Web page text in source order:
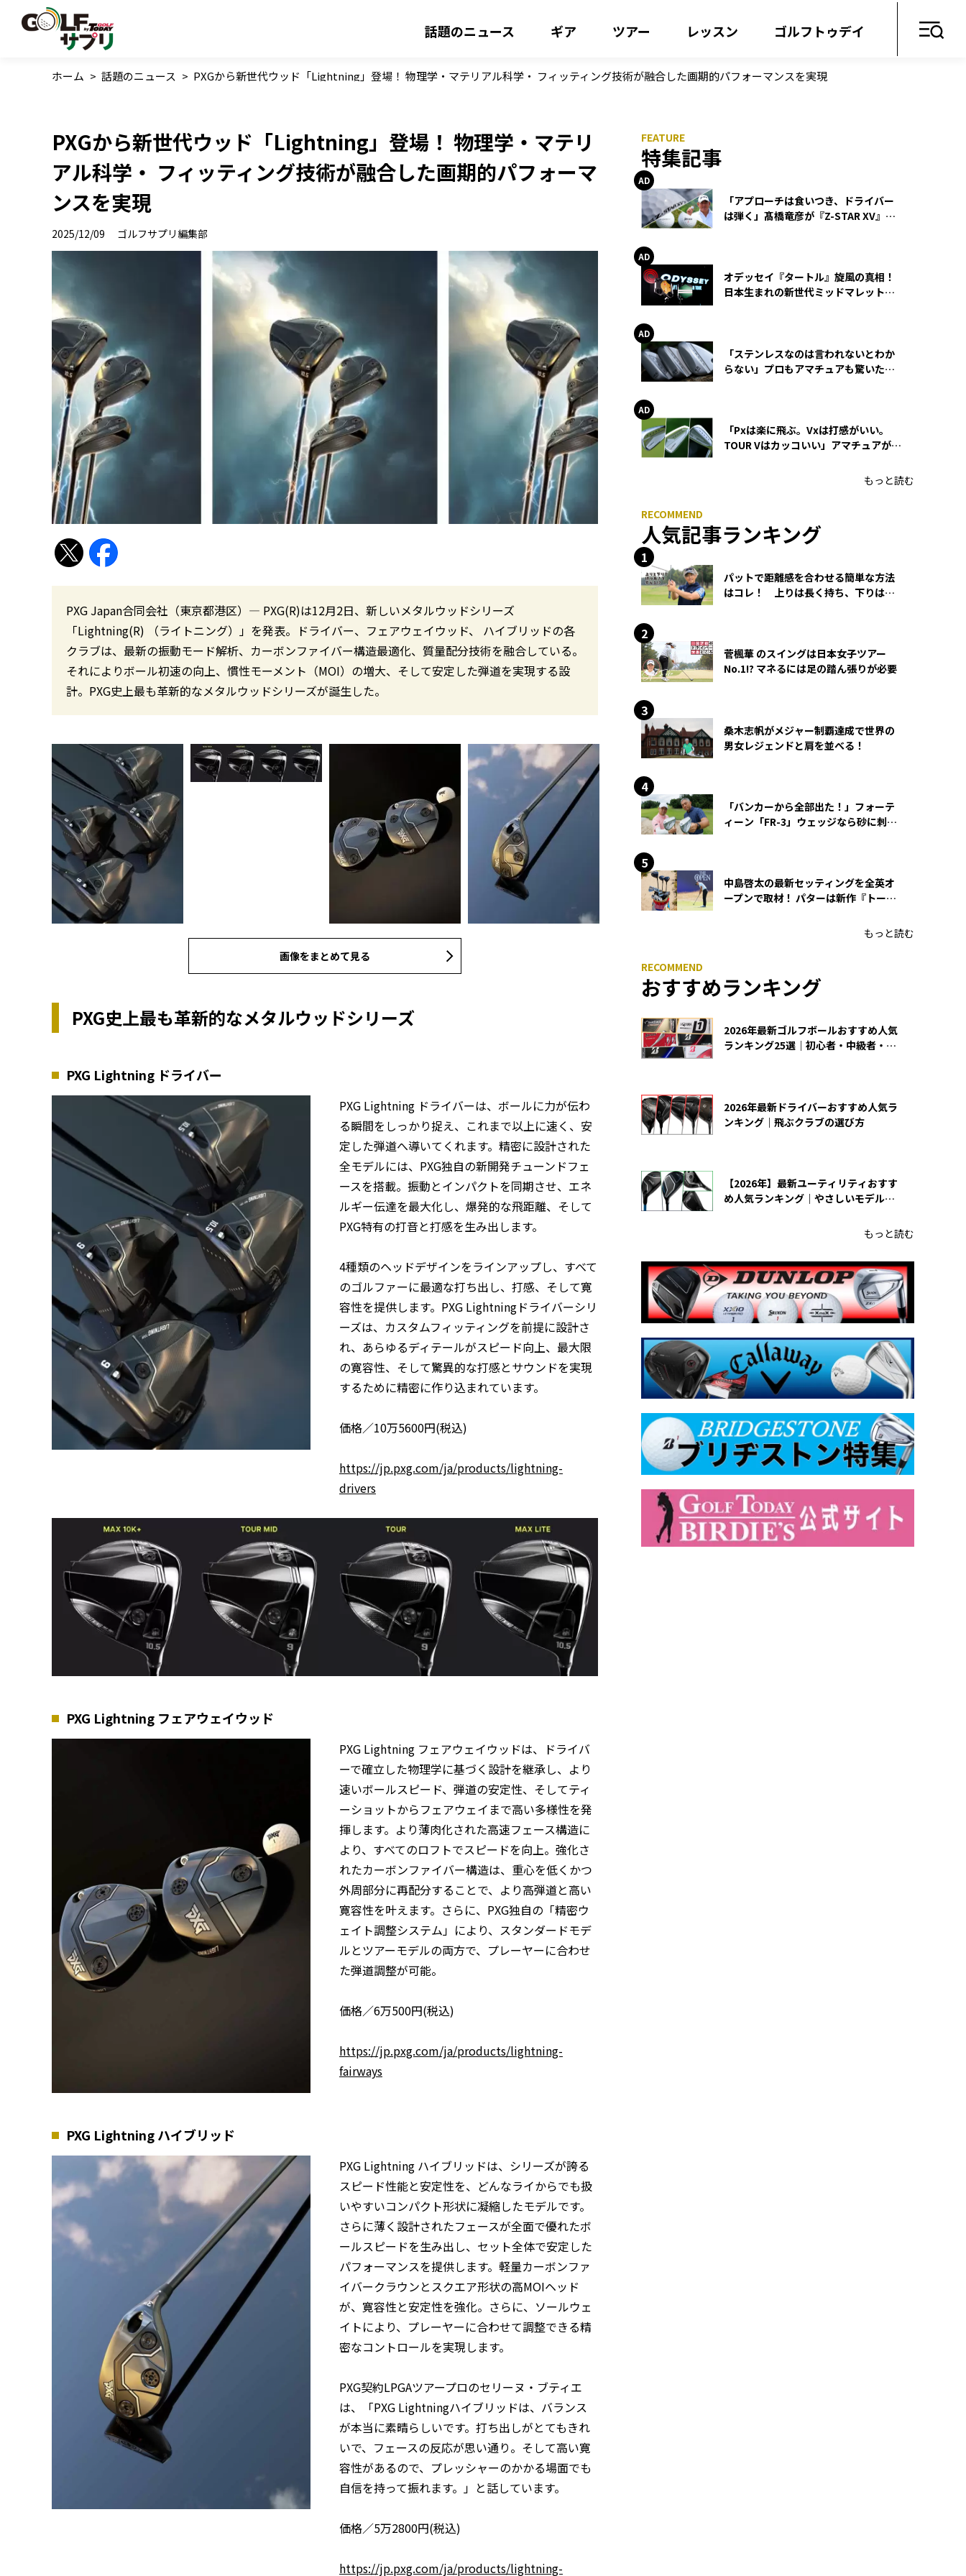
話題のニュース ギア ツアー レッスン ゴルフトゥデイ
ホーム > 話題のニュース > PXGから新世代ウッド「Lightning」登場！ 物理学・マテリアル科学・ フィッティング技術が融合した画期的パフォーマンスを実現
PXGから新世代ウッド「Lightning」登場！ 物理学・マテリ
アル科学・ フィッティング技術が融合した画期的パフォーマ
ンスを実現
2025/12/09 ゴルフサプリ編集部
PXG Japan合同会社（東京都港区）― PXG(R)は12月2日、新しいメタルウッドシリーズ
「Lightning(R) （ライトニング）」を発表。ドライバー、フェアウェイウッド、 ハイブリッドの各
クラブは、最新の振動モード解析、カーボンファイバー構造最適化、質量配分技術を融合している。
それによりボール初速の向上、慣性モーメント（MOI）の増大、そして安定した弾道を実現する設
計。PXG史上最も革新的なメタルウッドシリーズが誕生した。
画像をまとめて見る
PXG史上最も革新的なメタルウッドシリーズ
PXG Lightning ドライバー
PXG Lightning ドライバーは、ボールに力が伝わ
る瞬間をしっかり捉え、これまで以上に速く、安
定した弾道へ導いてくれます。精密に設計された
全モデルには、PXG独自の新開発チューンドフェ
ースを搭載。振動とインパクトを同期させ、エネ
ルギー伝達を最大化し、爆発的な飛距離、そして
PXG特有の打音と打感を生み出します。
4種類のヘッドデザインをラインアップし、すべて
のゴルファーに最適な打ち出し、打感、そして寛
容性を提供します。PXG Lightningドライバーシリ
ーズは、カスタムフィッティングを前提に設計さ
れ、あらゆるディテールがスピード向上、最大限
の寛容性、そして驚異的な打感とサウンドを実現
するために精密に作り込まれています。
価格／10万5600円(税込)
https://jp.pxg.com/ja/products/lightning-
drivers
PXG Lightning フェアウェイウッド
PXG Lightning フェアウェイウッドは、ドライバ
ーで確立した物理学に基づく設計を継承し、より
速いボールスピード、弾道の安定性、そしてティ
ーショットからフェアウェイまで高い多様性を発
揮します。より薄肉化された高速フェース構造に
より、すべてのロフトでスピードを向上。強化さ
れたカーボンファイバー構造は、重心を低くかつ
外周部分に再配分することで、より高弾道と高い
寛容性を叶えます。さらに、PXG独自の「精密ウ
ェイト調整システム」により、スタンダードモデ
ルとツアーモデルの両方で、プレーヤーに合わせ
た弾道調整が可能。
価格／6万500円(税込)
https://jp.pxg.com/ja/products/lightning-
fairways
PXG Lightning ハイブリッド
PXG Lightning ハイブリッドは、シリーズが誇る
スピード性能と安定性を、どんなライからでも扱
いやすいコンパクト形状に凝縮したモデルです。
さらに薄く設計されたフェースが全面で優れたボ
ールスピードを生み出し、セット全体で安定した
パフォーマンスを提供します。軽量カーボンファ
イバークラウンとスクエア形状の高MOIヘッド
が、寛容性と安定性を強化。さらに、ソールウェ
イトにより、プレーヤーに合わせて調整できる精
密なコントロールを実現します。
PXG契約LPGAツアープロのセリーヌ・ブティエ
は、「PXG Lightningハイブリッドは、バランス
が本当に素晴らしいです。打ち出しがとてもきれ
いで、フェースの反応が思い通り。そして高い寛
容性があるので、プレッシャーのかかる場面でも
自信を持って振れます。」と話しています。
価格／5万2800円(税込)
https://jp.pxg.com/ja/products/lightning-
特集記事
「アプローチは食いつき、ドライバー
は弾く」髙橋竜彦が『Z-STAR XV』を
オデッセイ『タートル』旋風の真相！
日本生まれの新世代ミッドマレットが
「ステンレスなのは言われないとわか
らない」プロもアマチュアも驚いた
「Pxは楽に飛ぶ。Vxは打感がいい。
TOUR Vはカッコいい」アマチュアが選
もっと読む
人気記事ランキング
パットで距離感を合わせる簡単な方法
はコレ！ 上りは長く持ち、下りは短
菅楓華 のスイングは日本女子ツアー
No.1!? マネるには足の踏ん張りが必要
桑木志帆がメジャー制覇達成で世界の
男女レジェンドと肩を並べる！
「バンカーから全部出た！」フォーテ
ィーン「FR-3」ウェッジなら砂に刺さ
中島啓太の最新セッティングを全英オ
ープンで取材！ パターは新作『トーチ
もっと読む
おすすめランキング
2026年最新ゴルフボールおすすめ人気
ランキング25選｜初心者・中級者・上
2026年最新ドライバーおすすめ人気ラ
ンキング｜飛ぶクラブの選び方
【2026年】最新ユーティリティおすす
め人気ランキング｜やさしいモデルの
もっと読む